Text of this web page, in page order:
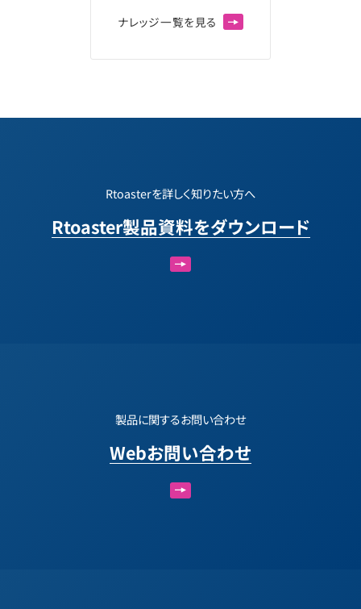
ナレッジ一覧を 見る
Rtoasterを詳しく知りたい方へ
Rtoaster製品資料をダウンロード
製品に関するお問い合わせ
Webお問い合わせ